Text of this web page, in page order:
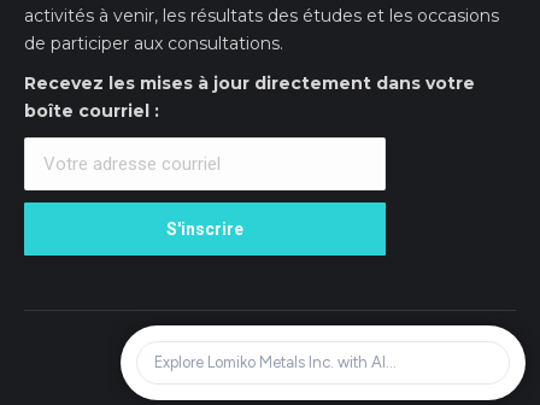
activités à venir, les résultats des études et les occasions
de participer aux consultations.
Recevez les mises à jour directement dans votre
boîte courriel :